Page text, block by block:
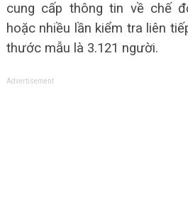
cung cấp thông tin về chế
hoặc nhiều lần kiểm tra liên
thước mẫu là 3.121 người.
Advertisement